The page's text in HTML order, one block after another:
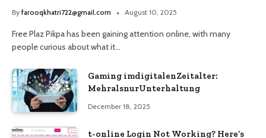
By farooqkhatri722@gmail.com August 10, 2025
Free Plaz Pikpa has been gaining attention online, with many
people curious about what it…
Gaming imdigitalenZeitalter:
MehralsnurUnterhaltung
December 18, 2025
t-online Login Not Working? Here’s